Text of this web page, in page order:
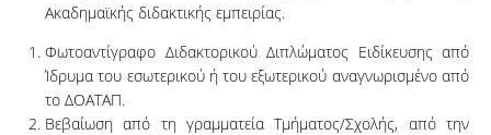
Ακαδημαϊκής διδακτικής εμπειρίας.
Φωτοαντίγραφο Διδακτορικού Διπλώματος Ειδίκευσης από
Ίδρυμα του εσωτερικού ή του εξωτερικού αναγνωρισμένο από
το ΔΟΑΤΑΠ.
Βεβαίωση από τη γραμματεία Τμήματος/Σχολής, από την